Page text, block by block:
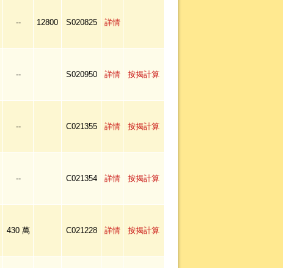
-- 12800 S020825 詳情
-- S020950 詳情 按揭計算
-- C021355 詳情 按揭計算
-- C021354 詳情 按揭計算
430 萬 C021228 詳情 按揭計算